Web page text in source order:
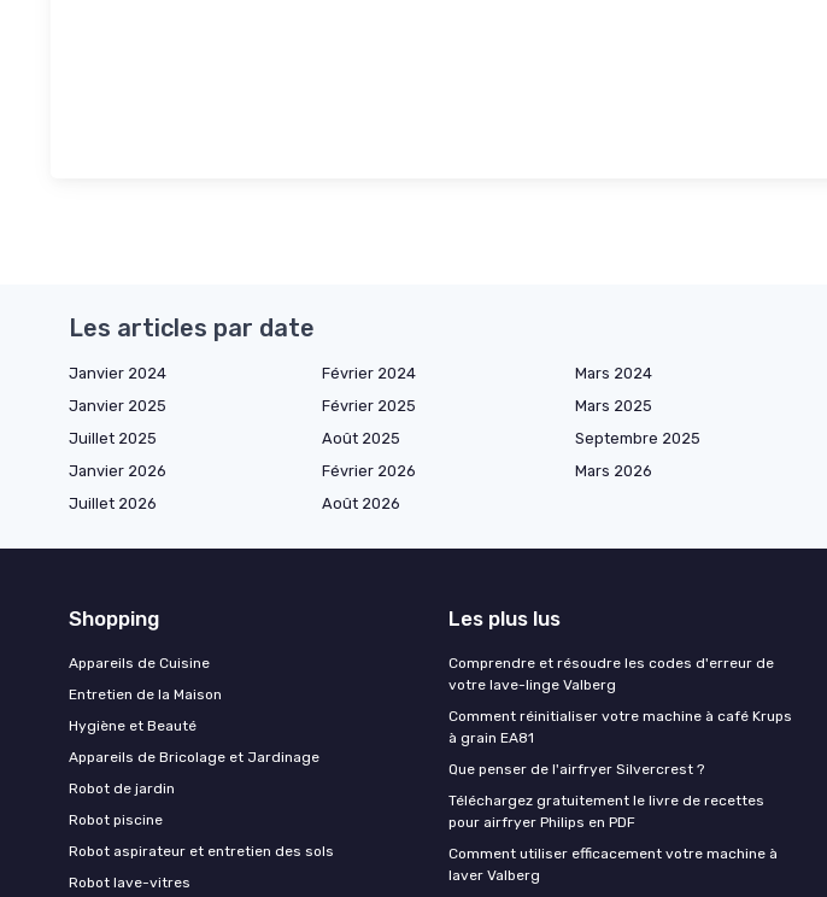
Les articles par date
Janvier 2024 Février 2024 Mars 2024
Janvier 2025
Février 2025 Mars 2025
Juillet 2025
Août 2025 Septembre 2025
Janvier 2026
Février 2026 Mars 2026
Juillet 2026
Août 2026
Shopping
Appareils de Cuisine
Entretien de la Maison
Hygiène et Beauté
Appareils de Bricolage et Jardinage
Robot de jardin
Robot piscine
Robot aspirateur et entretien des sols
Robot lave-vitres
Les plus lus
Comprendre et résoudre les codes d'erreur de
votre lave-linge Valberg
Comment réinitialiser votre machine à café Krups
à grain EA81
Que penser de l'airfryer Silvercrest ?
Téléchargez gratuitement le livre de recettes
pour airfryer Philips en PDF
Comment utiliser efficacement votre machine à
laver Valberg